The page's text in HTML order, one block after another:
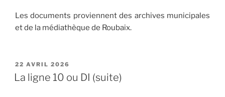
Les documents proviennent des archives municipales
et de la médiathèque de Roubaix.
PUBLIÉ
LE
22 AVRIL 2026
La ligne 10 ou DI (suite)